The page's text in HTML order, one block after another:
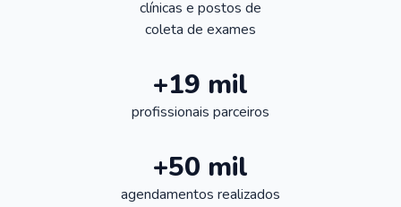
clínicas e postos de
coleta de exames
+19 mil
profissionais parceiros
+50 mil
agendamentos realizados